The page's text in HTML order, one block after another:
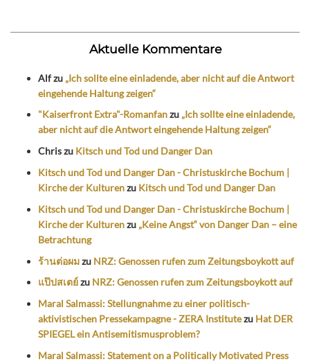
Aktuelle Kommentare
Alfzu „Ich sollte eine einladende, aber nicht auf die Antwort
eingehende Haltung zeigen“
"Kaiserfront Extra"-Romanfanzu „Ich sollte eine einladende,
aber nicht auf die Antwort eingehende Haltung zeigen“
Chriszu Kitsch und Tod und Danger Dan
Kitsch und Tod und Danger Dan - Christuskirche Bochum |
Kirche der Kulturenzu Kitsch und Tod und Danger Dan
Kitsch und Tod und Danger Dan - Christuskirche Bochum |
Kirche der Kulturenzu „Keine Angst“ von Danger Dan – eine
Betrachtung
ร้านต่อผมzu NRZ: Genossen rufen zum Zeitungsboykott auf
แป๊ปสเตย์zu NRZ: Genossen rufen zum Zeitungsboykott auf
Maral Salmassi: Stellungnahme zu einer politisch-
aktivistischen Pressekampagne - ZERA Institutezu Hat DER
SPIEGEL ein Antisemitismusproblem?
Maral Salmassi: Statement on a Politically Motivated Press